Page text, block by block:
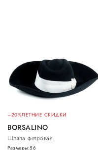
–20%ЛЕТНИЕ СКИДКИ
BORSALINO
Шляпа фетровая
Размеры:56